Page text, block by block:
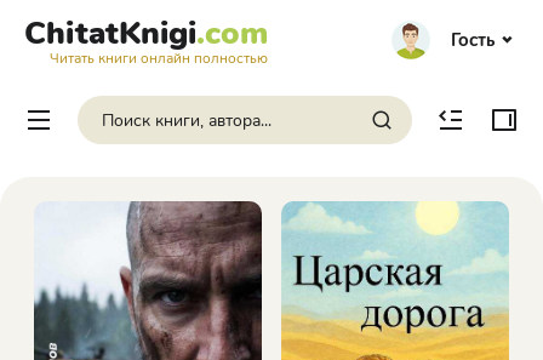
ChitatKnigi.com
Читать книги онлайн полностью
Гость